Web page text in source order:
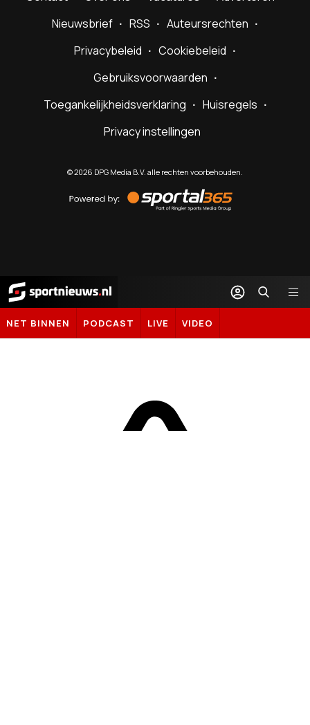
Nieuwsbrief
RSS
Auteursrechten
Privacybeleid
Cookiebeleid
Gebruiksvoorwaarden
Toegankelijkheidsverklaring
Huisregels
Privacy instellingen
©2026 DPG Media B.V. alle rechten voorbehouden.
by
Sportal365
Sportnieuws.nl
NET BINNEN PODCAST LIVE VIDEO